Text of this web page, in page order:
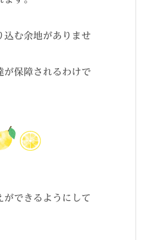
込む余地がありませ
が保障されるわけで
ができるようにして